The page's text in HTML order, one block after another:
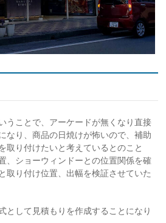
うことで、アーケードが無くなり直接
なり、商品の日焼けが怖いので、補助
取り付けたいと考えているとのこと
、ショーウィンドーとの位置関係を確
取り付け位置、出幅を検証させていた
として見積もりを作成することになり